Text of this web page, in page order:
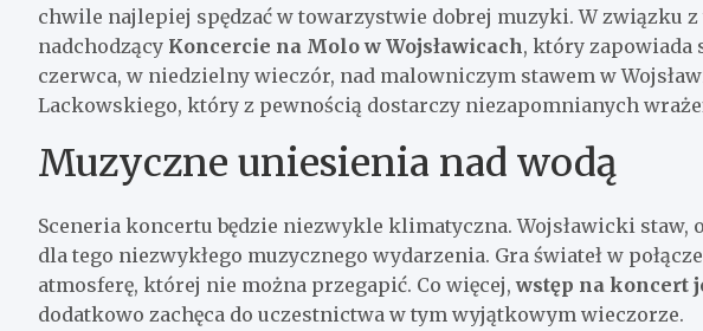
chwile najlepiej spędzać w towarzystwie dobrej muzyki. W związku
nadchodzący Koncercie na Molo w Wojsławicach, który zapowiada
czerwca, w niedzielny wieczór, nad malowniczym stawem w
Lackowskiego, który z pewnością dostarczy niezapomnianych
Muzyczne uniesienia nad wodą
Sceneria koncertu będzie niezwykle klimatyczna. Wojsławicki staw,
dla tego niezwykłego muzycznego wydarzenia. Gra świateł w
atmosferę, której nie można przegapić. Co więcej,wstęp na koncert
dodatkowo zachęca do uczestnictwa w tym wyjątkowym wieczorze.